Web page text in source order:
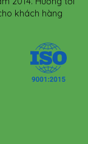
khách hàng